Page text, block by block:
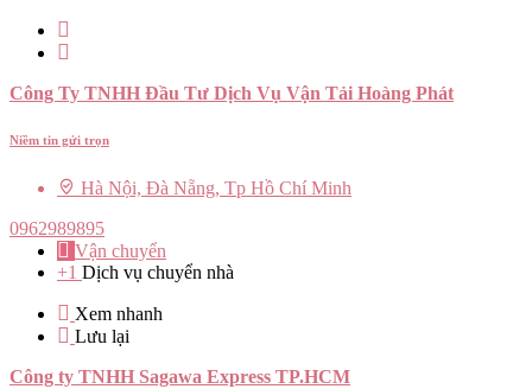
Công Ty TNHH Đầu Tư Dịch Vụ Vận Tải Hoàng Phát
Niềm tin gửi trọn
Hà Nội, Đà Nẵng, Tp Hồ Chí Minh
0962989895
Vận chuyển
+1 Dịch vụ chuyển nhà
Xem nhanh
Lưu lại
Công ty TNHH Sagawa Express TP.HCM